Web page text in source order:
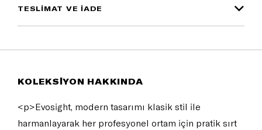
TESLİMAT VE İADE
KOLEKSİYON HAKKINDA
<p>Evosight, modern tasarımı klasik stil ile
harmanlayarak her profesyonel ortam için pratik sırt